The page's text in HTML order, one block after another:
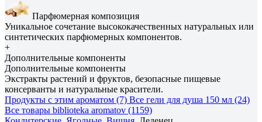
Парфюмерная композиция
Уникальное сочетание высококачественных натуральных или
синтетических парфюмерных компонентов.
+
Дополнительные компоненты
Дополнительные компоненты
Экстракты растений и фруктов, безопасные пищевые
консерванты и натуральные красители.
Продукты с этим ароматом (7) Все гели для душа 150 мл (24)
Все товары biblioteka aromatov (1159)